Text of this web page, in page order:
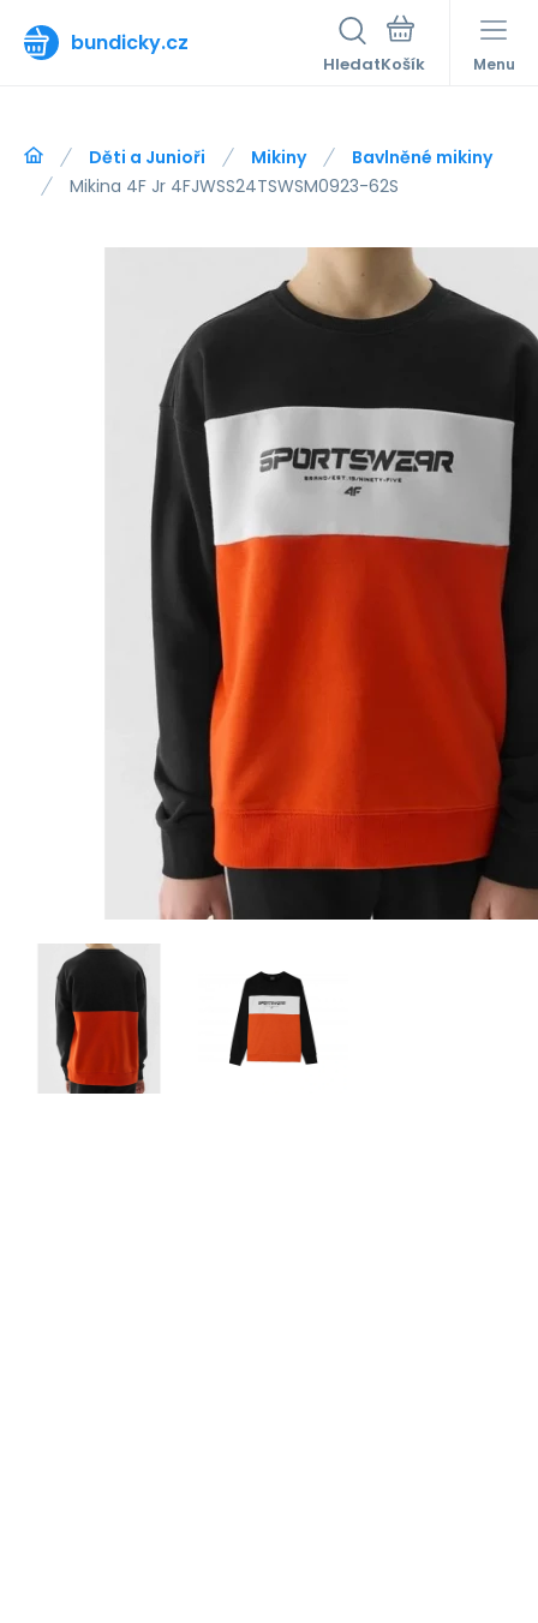
bundicky.cz
Hledat Menu
Děti a Junioři Mikiny
Bavlněné mikiny
Mikina 4F Jr 4FJWSS24TSWSM0923-62S